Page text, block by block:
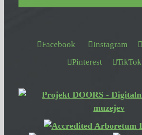
Facebook Instagram
Pinterest
TikTok